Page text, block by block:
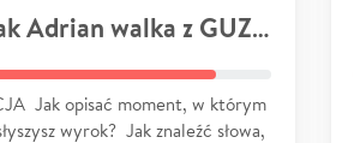
Szymaniak Adrian walka z GUZEM
Jak opisać moment, w którym
wyrok? Jak znaleźć słowa,